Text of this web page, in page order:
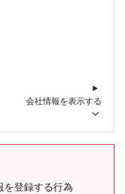
会社情報を表示する
を登録する行為